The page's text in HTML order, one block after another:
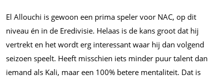
El Allouchi is gewoon een prima speler voor NAC, op dit
niveau én in de Eredivisie. Helaas is de kans groot dat hij
vertrekt en het wordt erg interessant waar hij dan volgend
seizoen speelt. Heeft misschien iets minder puur talent dan
iemand als Kali, maar een 100% betere mentaliteit. Dat is